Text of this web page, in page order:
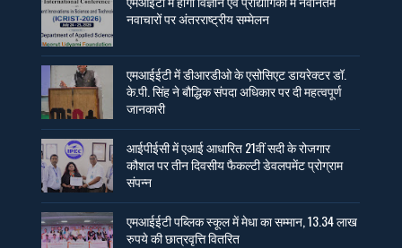
नवाचारों पर अंतरराष्ट्रीय सम्मेलन
एमआईईटी में डीआरडीओ के एसोसिएट डायरेक्टर डॉ.
के.पी. सिंह ने बौद्धिक संपदा अधिकार पर दी महत्वपूर्ण
जानकारी
आईपीईसी में एआई आधारित 21वीं सदी के रोजगार
कौशल पर तीन दिवसीय फैकल्टी डेवलपमेंट प्रोग्राम
संपन्न
एमआईईटी पब्लिक स्कूल में मेधा का सम्मान, 13.34 लाख
रुपये की छात्रवृत्ति वितरित